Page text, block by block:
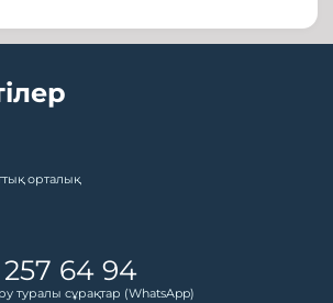
орталық
64 94
туралы сұрақтар (WhatsApp)